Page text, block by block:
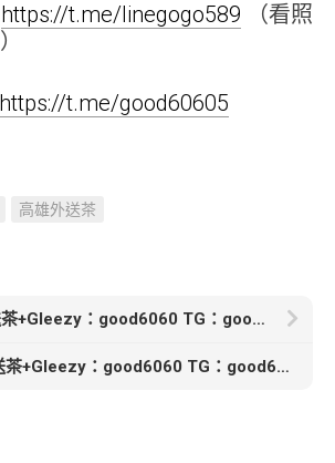
https://t.me/linegogo589 （看照
https://t.me/good60605
高雄外送茶
台北學生妹外送茶+Gleezy：good6060 TG：good6060【寶兒-9000 3+1 24000】
新竹香山外送茶+Gleezy：good6060 TG：good6060【奇妮】162.45.C.24歲